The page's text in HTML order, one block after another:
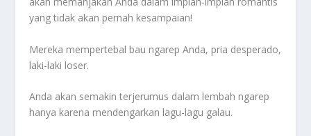
yang tidak akan pernah kesampaian!
Mereka mempertebal bau ngarep Anda, pria desperado,
laki-laki loser.
Anda akan semakin terjerumus dalam lembah ngarep
hanya karena mendengarkan lagu-lagu galau.